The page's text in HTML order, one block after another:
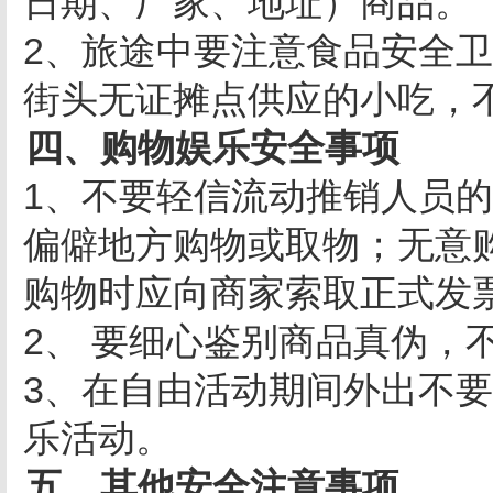
2、旅途中要注意食品安全
街头无证摊点供应的小吃，
四、购物娱乐安全事项
1、不要轻信流动推销人员
偏僻地方购物或取物；无意
购物时应向商家索取正式发
2、 要细心鉴别商品真伪，
3、在自由活动期间外出不
乐活动。